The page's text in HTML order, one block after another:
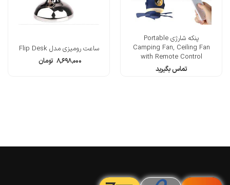
پنکه شارژی Portable
Camping Fan, Ceiling Fan
with Remote Control
تماس بگیرید
ساعت رومیزی مدل Flip Desk
۸,۶۹۸,۰۰۰ تومان